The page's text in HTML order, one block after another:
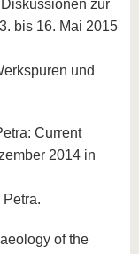
zur
bis 16. Mai 2015
und
Current
2014 in
of the